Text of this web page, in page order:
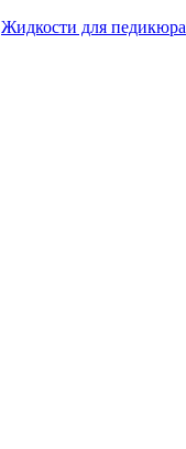
Жидкости для педикюра